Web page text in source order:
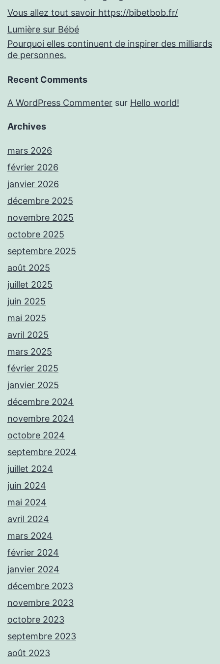
Vous allez tout savoir https://bibetbob.fr/
Lumière sur Bébé
Pourquoi elles continuent de inspirer des milliards
de personnes.
Recent Comments
A WordPress Commenter sur Hello world!
Archives
mars 2026
février 2026
janvier 2026
décembre 2025
novembre 2025
octobre 2025
septembre 2025
août 2025
juillet 2025
juin 2025
mai 2025
avril 2025
mars 2025
février 2025
janvier 2025
décembre 2024
novembre 2024
octobre 2024
septembre 2024
juillet 2024
juin 2024
mai 2024
avril 2024
mars 2024
février 2024
janvier 2024
décembre 2023
novembre 2023
octobre 2023
septembre 2023
août 2023